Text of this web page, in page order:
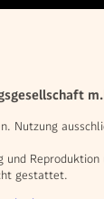
Nutzung
und
gestattet.